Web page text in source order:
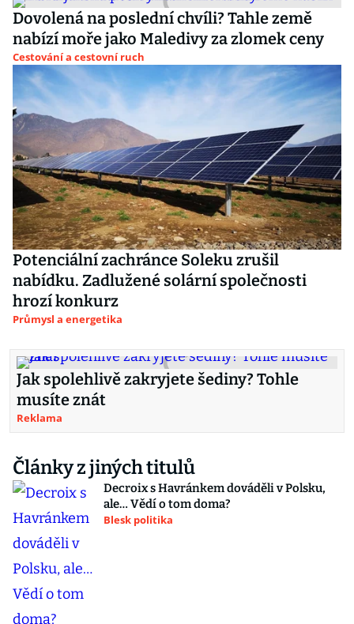
Dovolená na poslední chvíli? Tahle země
nabízí moře jako Maledivy za zlomek ceny
Cestování a cestovní ruch
Potenciální zachránce Soleku zrušil
nabídku. Zadlužené solární společnosti
hrozí konkurz
Průmysl a energetika
Jak spolehlivě zakryjete šediny? Tohle
musíte znát
Reklama
Články z jiných titulů
Decroix s Havránkem dováděli v Polsku,
ale… Vědí o tom doma?
Blesk politika